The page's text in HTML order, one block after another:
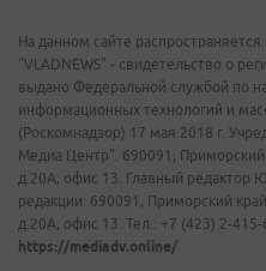
На данном сайте
"VLADNEWS" - свидетельство о
выдано Федеральной службой по
информационных технологий и
(Роскомнадзор) 17 мая 2018 г.
Медиа Центр". 690091, Приморский
д.20А, офис 13. Главный редактор
редакции: 690091, Приморский
д.20А, офис 13. Тел.: +7 (423) 2-415-
https://mediadv.online/